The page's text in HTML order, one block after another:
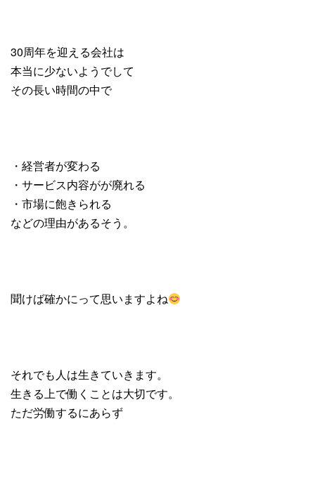
30周年を迎える会社は
本当に少ないようでして
その長い時間の中で
・経営者が変わる
・サービス内容がが廃れる
・市場に飽きられる
などの理由があるそう。
聞けば確かにって思いますよね
それでも人は生きていきます。
生きる上で働くことは大切です。
ただ労働するにあらず